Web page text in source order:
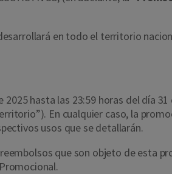
en todo el territorio
hasta las 23:59 horas del día
En cualquier caso, la
usos que se detallarán.
que son objeto de esta